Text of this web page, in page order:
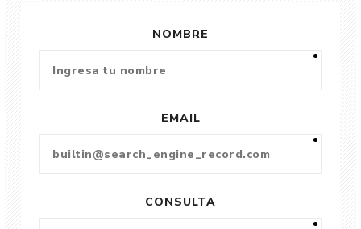
NOMBRE
EMAIL
CONSULTA